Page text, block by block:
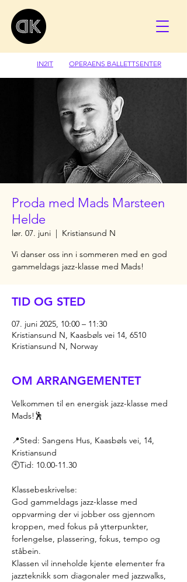
OPERAENS BALLETTSENTER
IN2IT
Proda med Mads Marsteen
Helde
lør. 07. juni
  |
Kristiansund N
Vi danser oss inn i sommeren med en god
gammeldags jazz-klasse med Mads!
TID OG STED
07. juni 2025, 10:00 – 11:30
Kristiansund N, Kaasbøls vei 14, 6510
Kristiansund N, Norway
OM ARRANGEMENTET
Velkommen til en energisk jazz-klasse med
Mads!🕺
📍Sted: Sangens Hus, Kaasbøls vei, 14,
Kristiansund
🕙Tid: 10.00-11.30
Klassebeskrivelse:
God gammeldags jazz-klasse med
oppvarming der vi jobber oss gjennom
kroppen, med fokus på ytterpunkter,
forlengelse, plassering, fokus, tempo og
ståbein.
Klassen vil inneholde kjente elementer fra
jazzteknikk som diagonaler med jazzwalks,